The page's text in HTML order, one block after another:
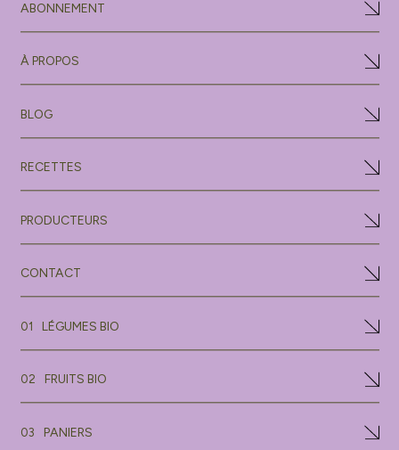
ABONNEMENT
À PROPOS
BLOG
RECETTES
PRODUCTEURS
CONTACT
01 LÉGUMES BIO
02 FRUITS BIO
03 PANIERS